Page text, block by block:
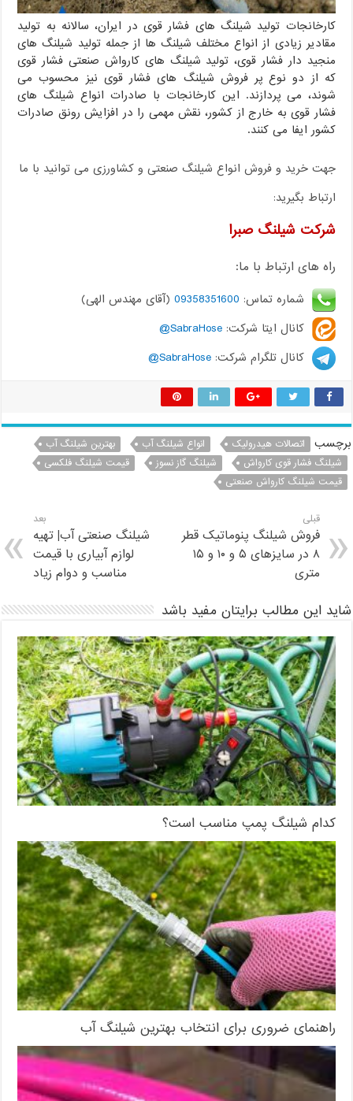
کارخانجات تولید شیلنگ های فشار قوی در ایران، سالانه به تولید
مقادیر زیادی از انواع مختلف شیلنگ ها از جمله تولید شیلنگ های
منجید دار فشار قوی، تولید شیلنگ های کارواش صنعتی فشار قوی
که از دو نوع پر فروش شیلنگ های فشار قوی نیز محسوب می
شوند، می پردازند. این کارخانجات با صادرات انواع شیلنگ های
فشار قوی به خارج از کشور، نقش مهمی را در افزایش رونق صادرات
کشور ایفا می کنند.
جهت خرید و فروش انواع شیلنگ صنعتی و کشاورزی می توانید با ما
ارتباط بگیرید:
شرکت شیلنگ صبرا
راه های ارتباط با ما:
شماره تماس: 09358351600 (آقای مهندس الهی)
کانال ایتا شرکت:SabraHose@
کانال تلگرام شرکت:SabraHose@
برچسب اتصالات هیدرولیک انواع شیلنگ آب
بهترین شیلنگ آب
شیلنگ فشار قوی کارواش
شیلنگ گاز نسوز
قیمت شیلنگ فلکسی
قیمت شیلنگ کارواش صنعتی
قبلی
فروش شیلنگ پنوماتیک قطر
۸ در سایزهای ۵ و ۱۰ و ۱۵
متری
بعد
شیلنگ صنعتی آب| تهیه
لوازم آبیاری با قیمت
مناسب و دوام زیاد
شاید این مطالب برایتان مفید باشد
کدام شیلنگ پمپ مناسب است؟
راهنمای ضروری برای انتخاب بهترین شیلنگ آب